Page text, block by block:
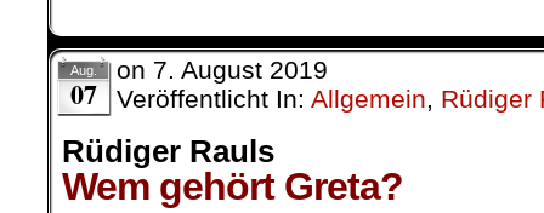
Aug.
07
on 7. August 2019
Veröffentlicht In: Allgemein, Rüdiger
Rüdiger Rauls
Wem gehört Greta?